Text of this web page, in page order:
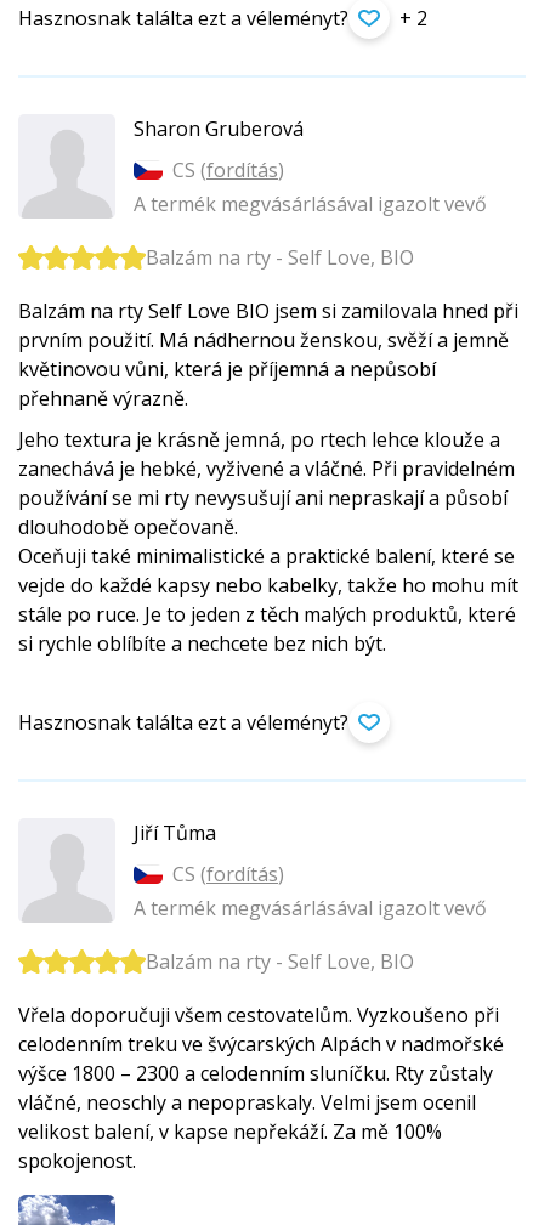
Hasznosnak találta ezt a véleményt? + 2
Sharon Gruberová
CS (fordítás)
A termék megvásárlásával igazolt vevő
Balzám na rty - Self Love, BIO
Balzám na rty Self Love BIO jsem si zamilovala hned při
prvním použití. Má nádhernou ženskou, svěží a jemně
květinovou vůni, která je příjemná a nepůsobí
přehnaně výrazně.
Jeho textura je krásně jemná, po rtech lehce klouže a
zanechává je hebké, vyživené a vláčné. Při pravidelném
používání se mi rty nevysušují ani nepraskají a působí
dlouhodobě opečovaně.
Oceňuji také minimalistické a praktické balení, které se
vejde do každé kapsy nebo kabelky, takže ho mohu mít
stále po ruce. Je to jeden z těch malých produktů, které
si rychle oblíbíte a nechcete bez nich být.
Hasznosnak találta ezt a véleményt?
Jiří Tůma
CS (fordítás)
A termék megvásárlásával igazolt vevő
Balzám na rty - Self Love, BIO
Vřela doporučuji všem cestovatelům. Vyzkoušeno při
celodenním treku ve švýcarských Alpách v nadmořské
výšce 1800 – 2300 a celodenním sluníčku. Rty zůstaly
vláčné, neoschly a nepopraskaly. Velmi jsem ocenil
velikost balení, v kapse nepřekáží. Za mě 100%
spokojenost.